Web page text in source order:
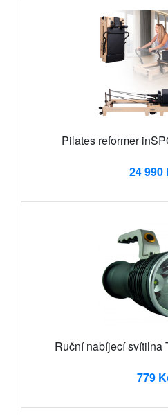
Pilates reformer
24 990
Ruční nabíjecí svítilna
779